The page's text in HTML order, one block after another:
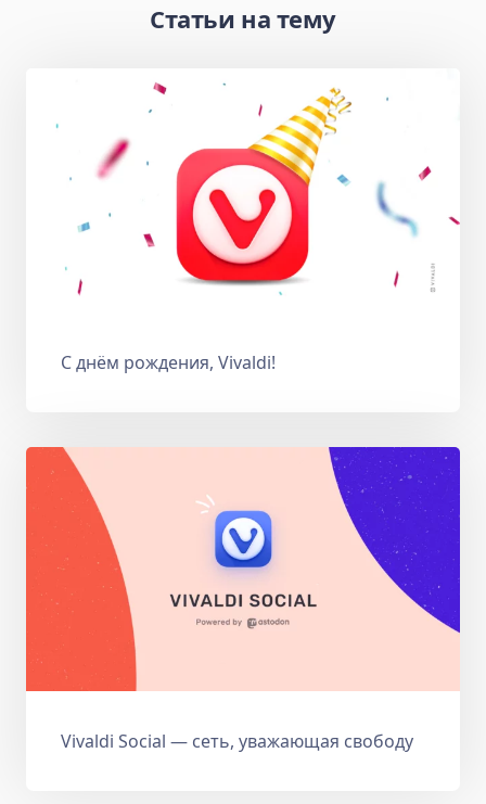
Статьи на тему
С днём рождения, Vivaldi!
Vivaldi Social — сеть, уважающая свободу